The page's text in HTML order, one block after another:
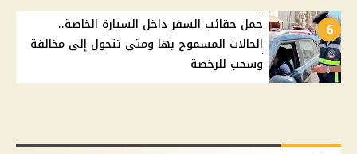
6
حمل حقائب السفر داخل السيارة الخاصة..
الحالات المسموح بها ومتى تتحول إلى مخالفة
وسحب للرخصة